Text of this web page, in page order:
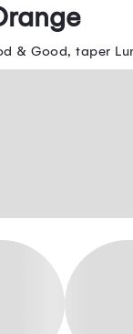
& Good, taper